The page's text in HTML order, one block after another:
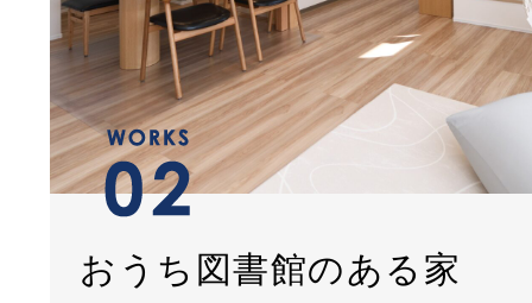
おうち図書館のある家